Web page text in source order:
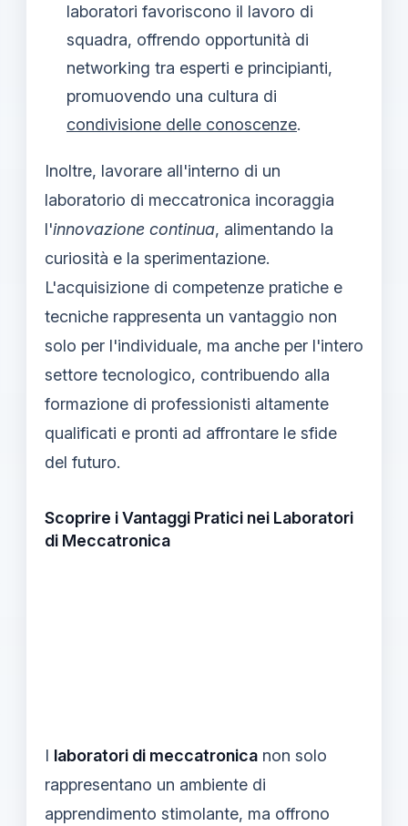
laboratori favoriscono il lavoro di
squadra, offrendo opportunità di
networking tra esperti e principianti,
promuovendo una cultura di
condivisione delle conoscenze.
Inoltre, lavorare all'interno di un
laboratorio di meccatronica incoraggia
l'innovazione continua, alimentando la
curiosità e la sperimentazione.
L'acquisizione di competenze pratiche e
tecniche rappresenta un vantaggio non
solo per l'individuale, ma anche per l'intero
settore tecnologico, contribuendo alla
formazione di professionisti altamente
qualificati e pronti ad affrontare le sfide
del futuro.
Scoprire i Vantaggi Pratici nei Laboratori
di Meccatronica
I laboratori di meccatronica non solo
rappresentano un ambiente di
apprendimento stimolante, ma offrono